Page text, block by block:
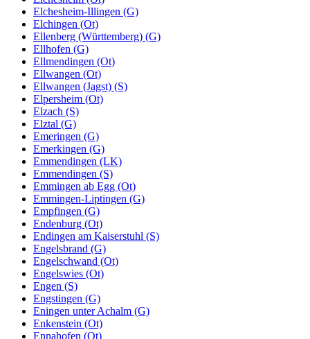
Elchesheim-Illingen (G)
Elchingen (Ot)
Ellenberg (Württemberg) (G)
Ellhofen (G)
Ellmendingen (Ot)
Ellwangen (Ot)
Ellwangen (Jagst) (S)
Elpersheim (Ot)
Elzach (S)
Elztal (G)
Emeringen (G)
Emerkingen (G)
Emmendingen (LK)
Emmendingen (S)
Emmingen ab Egg (Ot)
Emmingen-Liptingen (G)
Empfingen (G)
Endenburg (Ot)
Endingen am Kaiserstuhl (S)
Engelsbrand (G)
Engelschwand (Ot)
Engelswies (Ot)
Engen (S)
Engstingen (G)
Eningen unter Achalm (G)
Enkenstein (Ot)
Ennahofen (Ot)